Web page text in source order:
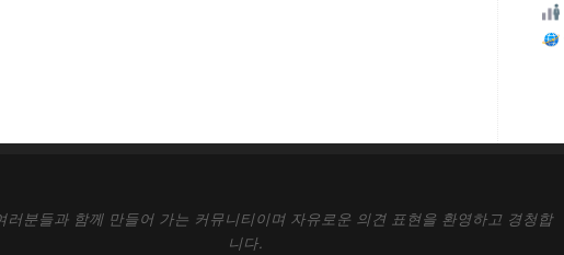
러분들과 함께 만들어 가는 커뮤니티이며 자유로운 의견 표현을 환영하고 경청합
니다.